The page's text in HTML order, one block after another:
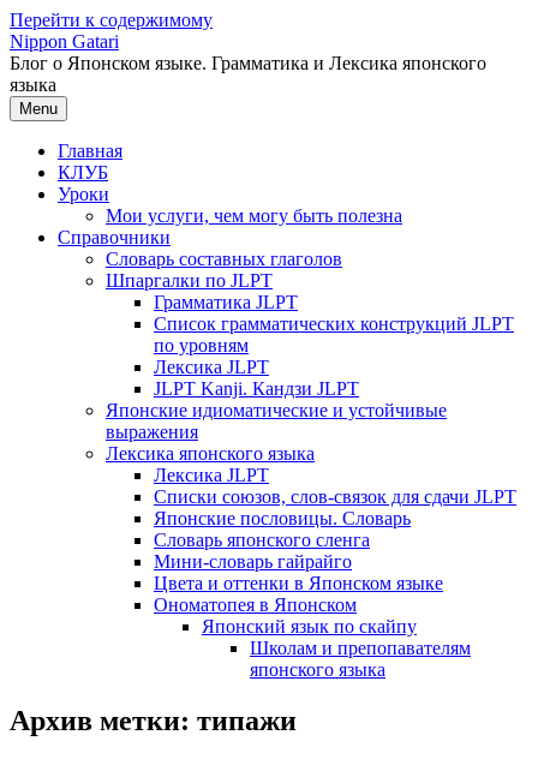
Перейти к содержимому
Nippon Gatari
Блог о Японском языке. Грамматика и Лексика японского
языка
Menu
Главная
КЛУБ
Уроки
Мои услуги, чем могу быть полезна
Справочники
Словарь составных глаголов
Шпаргалки по JLPT
Грамматика JLPT
Список грамматических конструкций JLPT
по уровням
Лексика JLPT
JLPT Kanji. Кандзи JLPT
Японские идиоматические и устойчивые
выражения
Лексика японского языка
Лексика JLPT
Списки союзов, слов-связок для сдачи JLPT
Японские пословицы. Словарь
Словарь японского сленга
Мини-словарь гайрайго
Цвета и оттенки в Японском языке
Ономатопея в Японском
Японский язык по скайпу
Школам и препопавателям
японского языка
Архив метки: типажи